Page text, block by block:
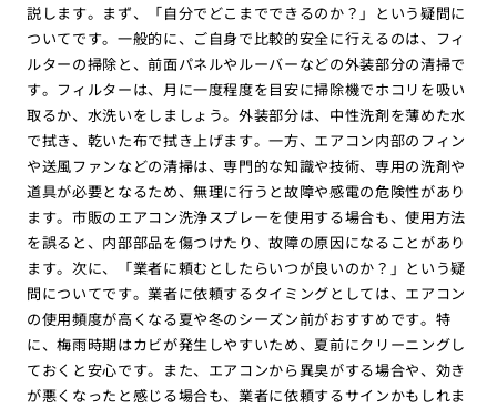
説します。まず、「自分でどこまでできるのか？」という疑問に
ついてです。一般的に、ご自身で比較的安全に行えるのは、フィ
ルターの掃除と、前面パネルやルーバーなどの外装部分の清掃で
す。フィルターは、月に一度程度を目安に掃除機でホコリを吸い
取るか、水洗いをしましょう。外装部分は、中性洗剤を薄めた水
で拭き、乾いた布で拭き上げます。一方、エアコン内部のフィン
や送風ファンなどの清掃は、専門的な知識や技術、専用の洗剤や
道具が必要となるため、無理に行うと故障や感電の危険性があり
ます。市販のエアコン洗浄スプレーを使用する場合も、使用方法
を誤ると、内部部品を傷つけたり、故障の原因になることがあり
ます。次に、「業者に頼むとしたらいつが良いのか？」という疑
問についてです。業者に依頼するタイミングとしては、エアコン
の使用頻度が高くなる夏や冬のシーズン前がおすすめです。特
に、梅雨時期はカビが発生しやすいため、夏前にクリーニングし
ておくと安心です。また、エアコンから異臭がする場合や、効き
が悪くなったと感じる場合も、業者に依頼するサインかもしれま